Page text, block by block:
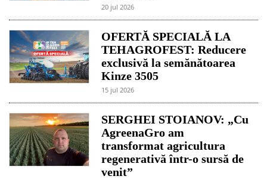
20 jul 2026
OFERTĂ SPECIALĂ LA
TEHAGROFEST: Reducere
exclusivă la semănătoarea
Kinze 3505
15 jul 2026
SERGHEI STOIANOV: „Cu
AgreenaGro am
transformat agricultura
regenerativă într-o sursă de
venit”